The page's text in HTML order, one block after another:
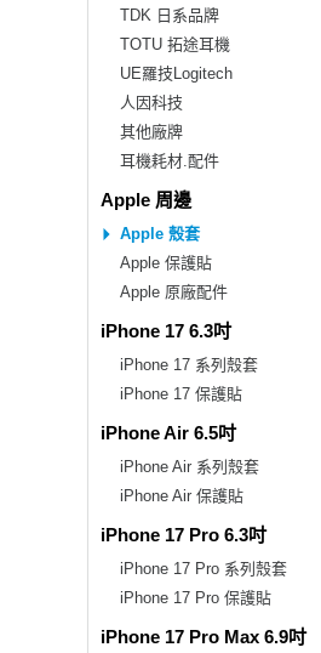
TDK 日系品牌
TOTU 拓途耳機
UE羅技Logitech
人因科技
其他廠牌
耳機耗材.配件
Apple 周邊
Apple 殼套
Apple 保護貼
Apple 原廠配件
iPhone 17 6.3吋
iPhone 17 系列殼套
iPhone 17 保護貼
iPhone Air 6.5吋
iPhone Air 系列殼套
iPhone Air 保護貼
iPhone 17 Pro 6.3吋
iPhone 17 Pro 系列殼套
iPhone 17 Pro 保護貼
iPhone 17 Pro Max 6.9吋